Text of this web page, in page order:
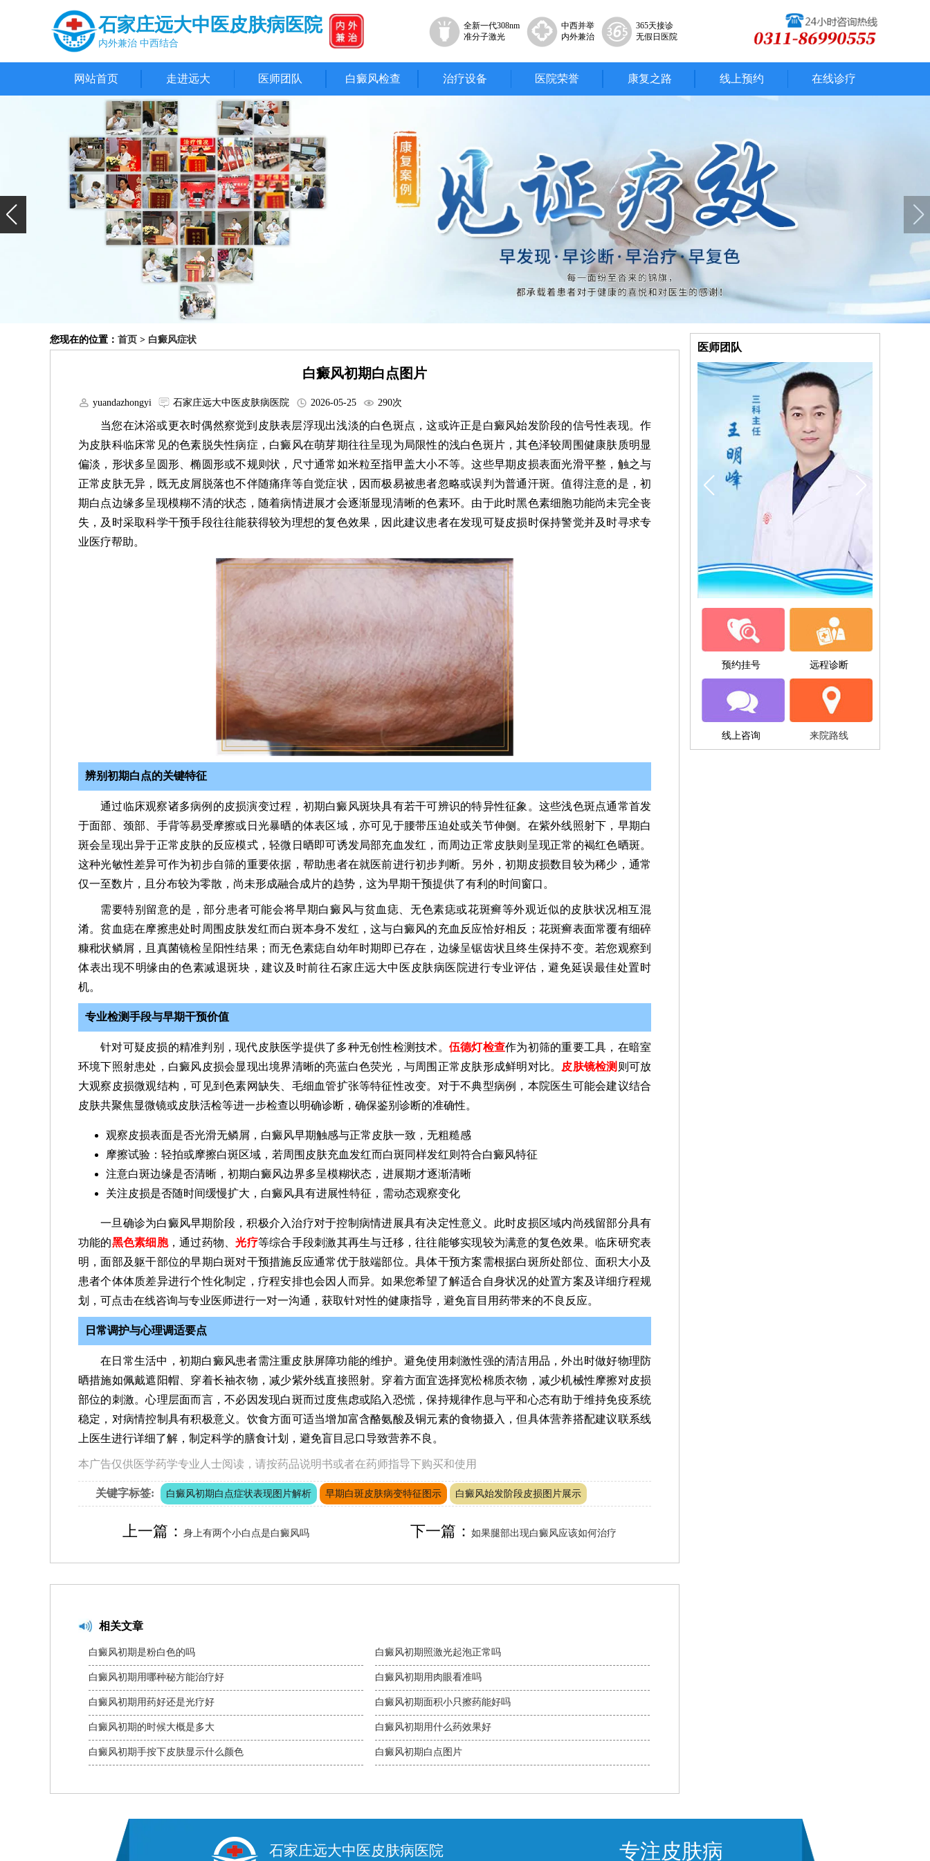
石家庄远大中医皮肤病医院
内外兼治 中西结合
全新一代308nm
准分子激光
中西并举
内外兼治
365天接诊
无假日医院
网站首页 走进远大 医师团队 白癜风检查 治疗设备 医院荣誉 康复之路 线上预约 在线诊疗
您现在的位置： 首页 > 白癜风症状
白癜风初期白点图片
yuandazhongyi 石家庄远大中医皮肤病医院 2026-05-25 290次
当您在沐浴或更衣时偶然察觉到皮肤表层浮现出浅淡的白色斑点，这或许正是白癜风始发阶段的信号性表现。作
为皮肤科临床常见的色素脱失性病症，白癜风在萌芽期往往呈现为局限性的浅白色斑片，其色泽较周围健康肤质明显
偏淡，形状多呈圆形、椭圆形或不规则状，尺寸通常如米粒至指甲盖大小不等。这些早期皮损表面光滑平整，触之与
正常皮肤无异，既无皮屑脱落也不伴随痛痒等自觉症状，因而极易被患者忽略或误判为普通汗斑。值得注意的是，初
期白点边缘多呈现模糊不清的状态，随着病情进展才会逐渐显现清晰的色素环。由于此时黑色素细胞功能尚未完全丧
失，及时采取科学干预手段往往能获得较为理想的复色效果，因此建议患者在发现可疑皮损时保持警觉并及时寻求专
业医疗帮助。
辨别初期白点的关键特征
通过临床观察诸多病例的皮损演变过程，初期白癜风斑块具有若干可辨识的特异性征象。这些浅色斑点通常首发
于面部、颈部、手背等易受摩擦或日光暴晒的体表区域，亦可见于腰带压迫处或关节伸侧。在紫外线照射下，早期白
斑会呈现出异于正常皮肤的反应模式，轻微日晒即可诱发局部充血发红，而周边正常皮肤则呈现正常的褐红色晒斑。
这种光敏性差异可作为初步自筛的重要依据，帮助患者在就医前进行初步判断。另外，初期皮损数目较为稀少，通常
仅一至数片，且分布较为零散，尚未形成融合成片的趋势，这为早期干预提供了有利的时间窗口。
需要特别留意的是，部分患者可能会将早期白癜风与贫血痣、无色素痣或花斑癣等外观近似的皮肤状况相互混
淆。贫血痣在摩擦患处时周围皮肤发红而白斑本身不发红，这与白癜风的充血反应恰好相反；花斑癣表面常覆有细碎
糠秕状鳞屑，且真菌镜检呈阳性结果；而无色素痣自幼年时期即已存在，边缘呈锯齿状且终生保持不变。若您观察到
体表出现不明缘由的色素减退斑块，建议及时前往石家庄远大中医皮肤病医院进行专业评估，避免延误最佳处置时
机。
专业检测手段与早期干预价值
针对可疑皮损的精准判别，现代皮肤医学提供了多种无创性检测技术。 伍德灯检查作为初筛的重要工具，在暗室
环境下照射患处，白癜风皮损会显现出境界清晰的亮蓝白色荧光，与周围正常皮肤形成鲜明对比。 皮肤镜检测 则可放
大观察皮损微观结构，可见到色素网缺失、毛细血管扩张等特征性改变。对于不典型病例，本院医生可能会建议结合
皮肤共聚焦显微镜或皮肤活检等进一步检查以明确诊断，确保鉴别诊断的准确性。
观察皮损表面是否光滑无鳞屑，白癜风早期触感与正常皮肤一致，无粗糙感
摩擦试验：轻拍或摩擦白斑区域，若周围皮肤充血发红而白斑同样发红则符合白癜风特征
注意白斑边缘是否清晰，初期白癜风边界多呈模糊状态，进展期才逐渐清晰
关注皮损是否随时间缓慢扩大，白癜风具有进展性特征，需动态观察变化
一旦确诊为白癜风早期阶段，积极介入治疗对于控制病情进展具有决定性意义。此时皮损区域内尚残留部分具有
功能的黑色素细胞，通过药物、光疗等综合手段刺激其再生与迁移，往往能够实现较为满意的复色效果。临床研究表
明，面部及躯干部位的早期白斑对干预措施反应通常优于肢端部位。具体干预方案需根据白斑所处部位、面积大小及
患者个体体质差异进行个性化制定，疗程安排也会因人而异。如果您希望了解适合自身状况的处置方案及详细疗程规
划，可点击在线咨询与专业医师进行一对一沟通，获取针对性的健康指导，避免盲目用药带来的不良反应。
日常调护与心理调适要点
在日常生活中，初期白癜风患者需注重皮肤屏障功能的维护。避免使用刺激性强的清洁用品，外出时做好物理防
晒措施如佩戴遮阳帽、穿着长袖衣物，减少紫外线直接照射。穿着方面宜选择宽松棉质衣物，减少机械性摩擦对皮损
部位的刺激。心理层面而言，不必因发现白斑而过度焦虑或陷入恐慌，保持规律作息与平和心态有助于维持免疫系统
稳定，对病情控制具有积极意义。饮食方面可适当增加富含酪氨酸及铜元素的食物摄入，但具体营养搭配建议联系线
上医生进行详细了解，制定科学的膳食计划，避免盲目忌口导致营养不良。
本广告仅供医学药学专业人士阅读，请按药品说明书或者在药师指导下购买和使用
关键字标签: 白癜风初期白点症状表现图片解析 早期白斑皮肤病变特征图示 白癜风始发阶段皮损图片展示
上一篇： 身上有两个小白点是白癜风吗 下一篇：如果腿部出现白癜风应该如何治疗
相关文章
白癜风初期是粉白色的吗
白癜风初期用哪种秘方能治疗好
白癜风初期用药好还是光疗好
白癜风初期的时候大概是多大
白癜风初期手按下皮肤显示什么颜色
白癜风初期照激光起泡正常吗
白癜风初期用肉眼看准吗
白癜风初期面积小只擦药能好吗
白癜风初期用什么药效果好
白癜风初期白点图片
医师团队
预约挂号 远程诊断
线上咨询 来院路线
石家庄远大中医皮肤病医院 专注皮肤病